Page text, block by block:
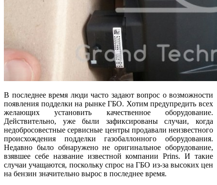
В последнее время люди часто задают вопрос о возможности
появления подделки на рынке ГБО. Хотим предупредить всех
желающих установить качественное оборудование.
Действительно, уже были зафиксированы случаи, когда
недобросовестные сервисные центры продавали неизвестного
происхождения подделки газобаллонного оборудования.
Недавно было обнаружено не оригинальное оборудование,
взявшее себе название известной компании Prins. И такие
случаи учащаются, поскольку спрос на ГБО из-за высоких цен
на бензин значительно вырос в последнее время.